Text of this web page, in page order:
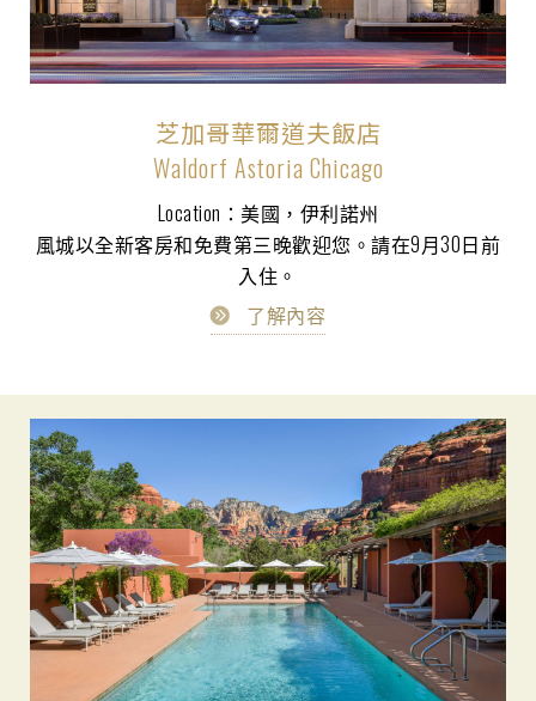
芝加哥華爾道夫飯店
Waldorf Astoria Chicago
Location：美國，伊利諾州
風城以全新客房和免費第三晚歡迎您。請在9月30日前
入住。
了解內容